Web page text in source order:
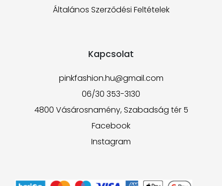
Általános Szerződési Feltételek
Kapcsolat
pinkfashion.hu@gmail.com
06/30 353-3130
4800 Vásárosnamény, Szabadság tér 5
Facebook
Instagram